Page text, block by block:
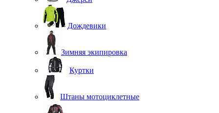
Дождевики
Зимняя экипировка
Куртки
Штаны мотоциклетные